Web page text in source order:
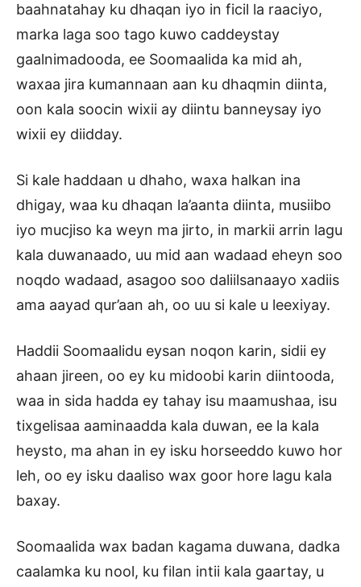
baahnatahay ku dhaqan iyo in ficil la raaciyo,
marka laga soo tago kuwo caddeystay
gaalnimadooda, ee Soomaalida ka mid ah,
waxaa jira kumannaan aan ku dhaqmin diinta,
oon kala soocin wixii ay diintu banneysay iyo
wixii ey diidday.
Si kale haddaan u dhaho, waxa halkan ina
dhigay, waa ku dhaqan la’aanta diinta, musiibo
iyo mucjiso ka weyn ma jirto, in markii arrin lagu
kala duwanaado, uu mid aan wadaad eheyn soo
noqdo wadaad, asagoo soo daliilsanaayo xadiis
ama aayad qur’aan ah, oo uu si kale u leexiyay.
Haddii Soomaalidu eysan noqon karin, sidii ey
ahaan jireen, oo ey ku midoobi karin diintooda,
waa in sida hadda ey tahay isu maamushaa, isu
tixgelisaa aaminaadda kala duwan, ee la kala
heysto, ma ahan in ey isku horseeddo kuwo hor
leh, oo ey isku daaliso wax goor hore lagu kala
baxay.
Soomaalida wax badan kagama duwana, dadka
caalamka ku nool, ku filan intii kala gaartay, u